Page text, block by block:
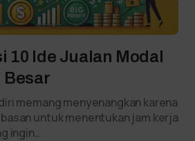
10 Ide Jualan Modal
Besar
memang menyenangkan karena
untuk menentukan jam kerja
ingin…